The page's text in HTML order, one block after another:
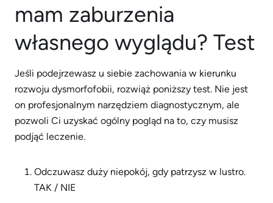
mam zaburzenia
własnego wyglądu? Test
Jeśli podejrzewasz u siebie zachowania w kierunku
rozwoju dysmorfofobii, rozwiąż poniższy test. Nie jest
on profesjonalnym narzędziem diagnostycznym, ale
pozwoli Ci uzyskać ogólny pogląd na to, czy musisz
podjąć leczenie.
Odczuwasz duży niepokój, gdy patrzysz w lustro.
TAK / NIE